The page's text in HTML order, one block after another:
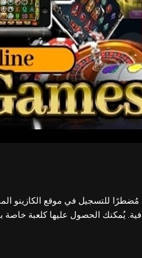
للتسجيل في موقع الكازينو